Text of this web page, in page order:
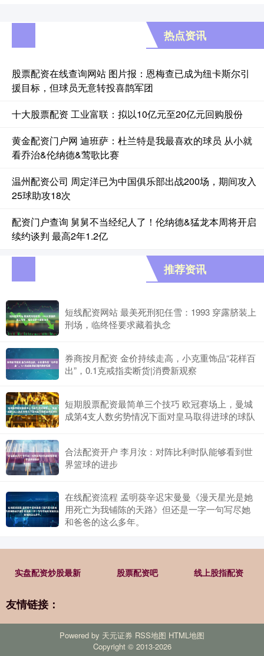
热点资讯
股票配资在线查询网站 图片报：恩梅查已成为纽卡斯尔引
援目标，但球员无意转投喜鹊军团
十大股票配资 工业富联：拟以10亿元至20亿元回购股份
黄金配资门户网 迪班萨：杜兰特是我最喜欢的球员 从小就
看乔治&伦纳德&莺歌比赛
温州配资公司 周定洋已为中国俱乐部出战200场，期间攻入
25球助攻18次
配资门户查询 舅舅不当经纪人了！伦纳德&猛龙本周将开启
续约谈判 最高2年1.2亿
推荐资讯
短线配资网站 最美死刑犯任雪：1993 穿露脐装上
刑场，临终怪要求藏着执念
券商按月配资 金价持续走高，小克重饰品“花样百
出”，0.1克戒指卖断货|消费新观察
短期股票配资最简单三个技巧 欧冠赛场上，曼城
成第4支人数劣势情况下面对皇马取得进球的球队
合法配资开户 李月汝：对阵比利时队能够看到世
界篮球的进步
在线配资流程 孟明葵辛迟宋曼曼《漫天星光是她
用死亡为我铺陈的天路》但还是一字一句写尽她
和爸爸的这么多年。
实盘配资炒股最新 股票配资吧 线上股指配资
友情链接：
Powered by 天元证券 RSS地图 HTML地图
Copyright © 2013-2026